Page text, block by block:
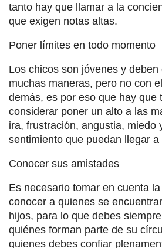
tanto hay que llamar a la
que exigen notas altas.
Poner límites en todo momento
Los chicos son jóvenes y deben
muchas maneras, pero no con
demás, es por eso que hay que
considerar poner un alto a las
ira, frustración, angustia, miedo
sentimiento que puedan llegar a
Conocer sus amistades
Es necesario tomar en cuenta
conocer a quienes se
hijos, para lo que debes
quiénes forman parte de su
quienes debes confiar